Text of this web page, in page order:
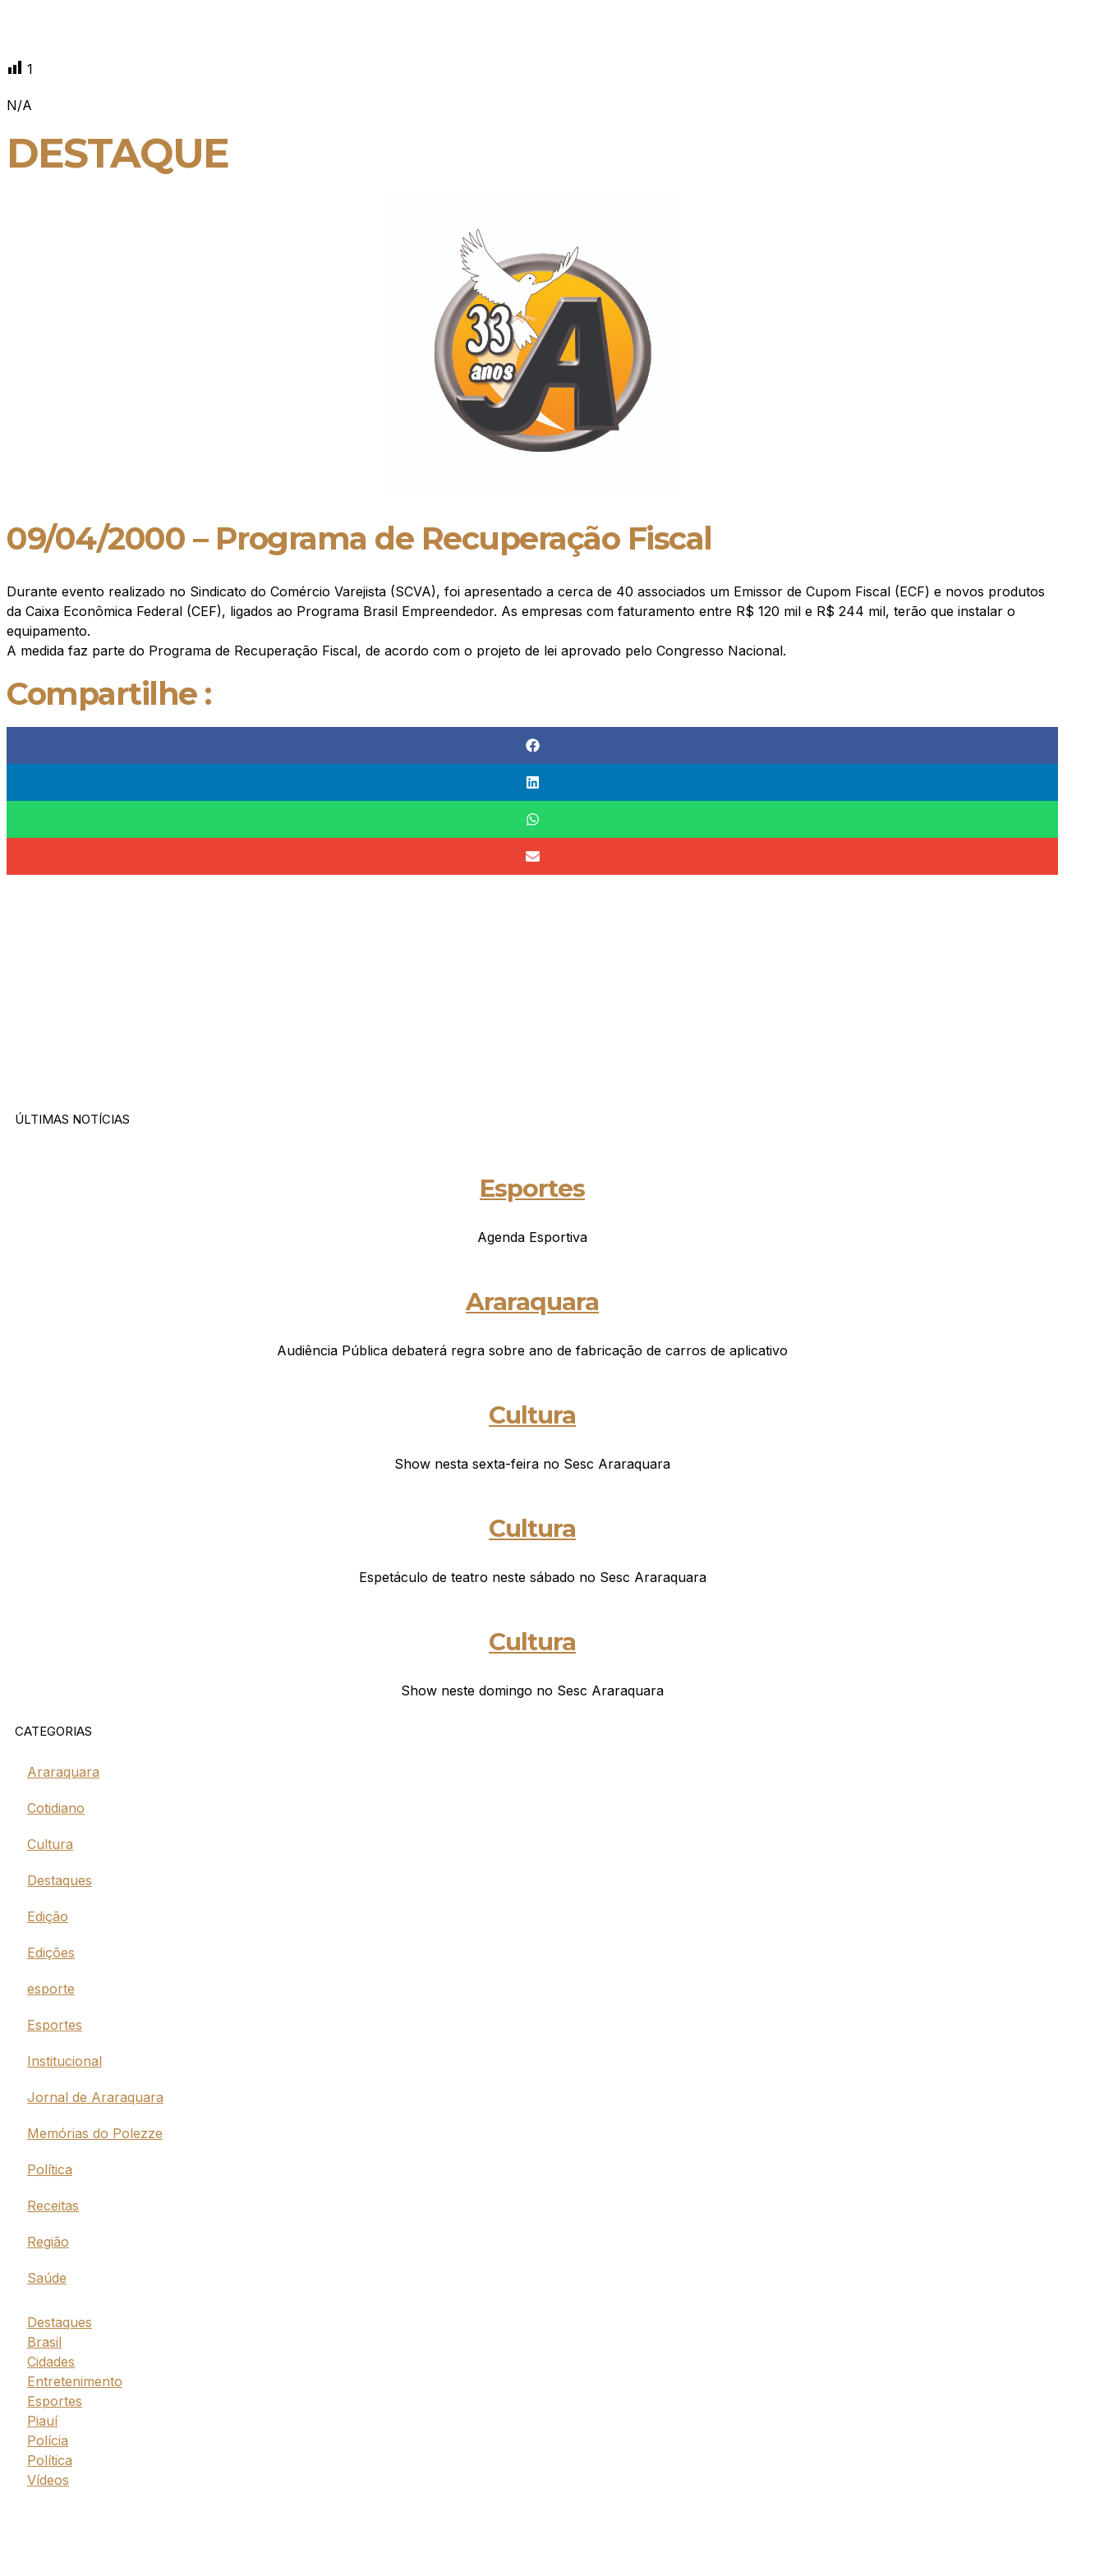
1
N/A
DESTAQUE
09/04/2000 – Programa de Recuperação Fiscal
Durante evento realizado no Sindicato do Comércio Varejista (SCVA), foi apresentado a cerca de 40 associados um Emissor de Cupom Fiscal (ECF) e novos produtos
da Caixa Econômica Federal (CEF), ligados ao Programa Brasil Empreendedor. As empresas com faturamento entre R$ 120 mil e R$ 244 mil, terão que instalar o
equipamento.
A medida faz parte do Programa de Recuperação Fiscal, de acordo com o projeto de lei aprovado pelo Congresso Nacional.
Compartilhe :
ÚLTIMAS NOTÍCIAS
Esportes
Agenda Esportiva
Araraquara
Audiência Pública debaterá regra sobre ano de fabricação de carros de aplicativo
Cultura
Show nesta sexta-feira no Sesc Araraquara
Cultura
Espetáculo de teatro neste sábado no Sesc Araraquara
Cultura
Show neste domingo no Sesc Araraquara
CATEGORIAS
Araraquara
Cotidiano
Cultura
Destaques
Edição
Edições
esporte
Esportes
Institucional
Jornal de Araraquara
Memórias do Polezze
Política
Receitas
Região
Saúde
Destaques
Brasil
Cidades
Entretenimento
Esportes
Piauí
Polícia
Política
Vídeos